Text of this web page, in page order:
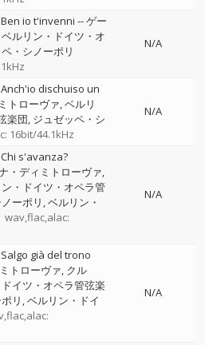
io t'invenni --ゲー
ベルリン・ドイツ・オ
・シノーポリ
N/A
dischuiso un
トローヴァ ベルリ
楽団 ジュゼッペ・シ
16bit/44.1kHz
N/A
s'avanza?
・ディミトローヴァ
・ドイツ・オペラ管
ーポリ ベルリン・
wav,flac,alac:
N/A
già del trono
トローヴァ クル
イツ・オペラ管弦楽
リ ベルリン・ドイ
N/A